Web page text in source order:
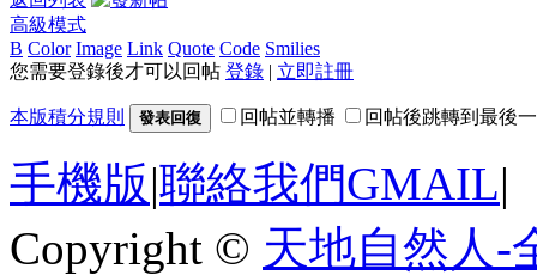
高級模式
B Color Image Link Quote Code Smilies
您需要登錄後才可以回帖 登錄 | 立即註冊
本版積分規則 發表回復 回帖並轉播 回帖後跳轉到最後
手機版|聯絡我們GMAIL|
Copyright © 天地自然人-